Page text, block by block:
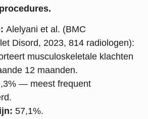
Alelyani et al. (BMC
Disord, 2023, 814 radiologen):
musculoskeletale klachten
12 maanden.
— meest frequent
57,1%.